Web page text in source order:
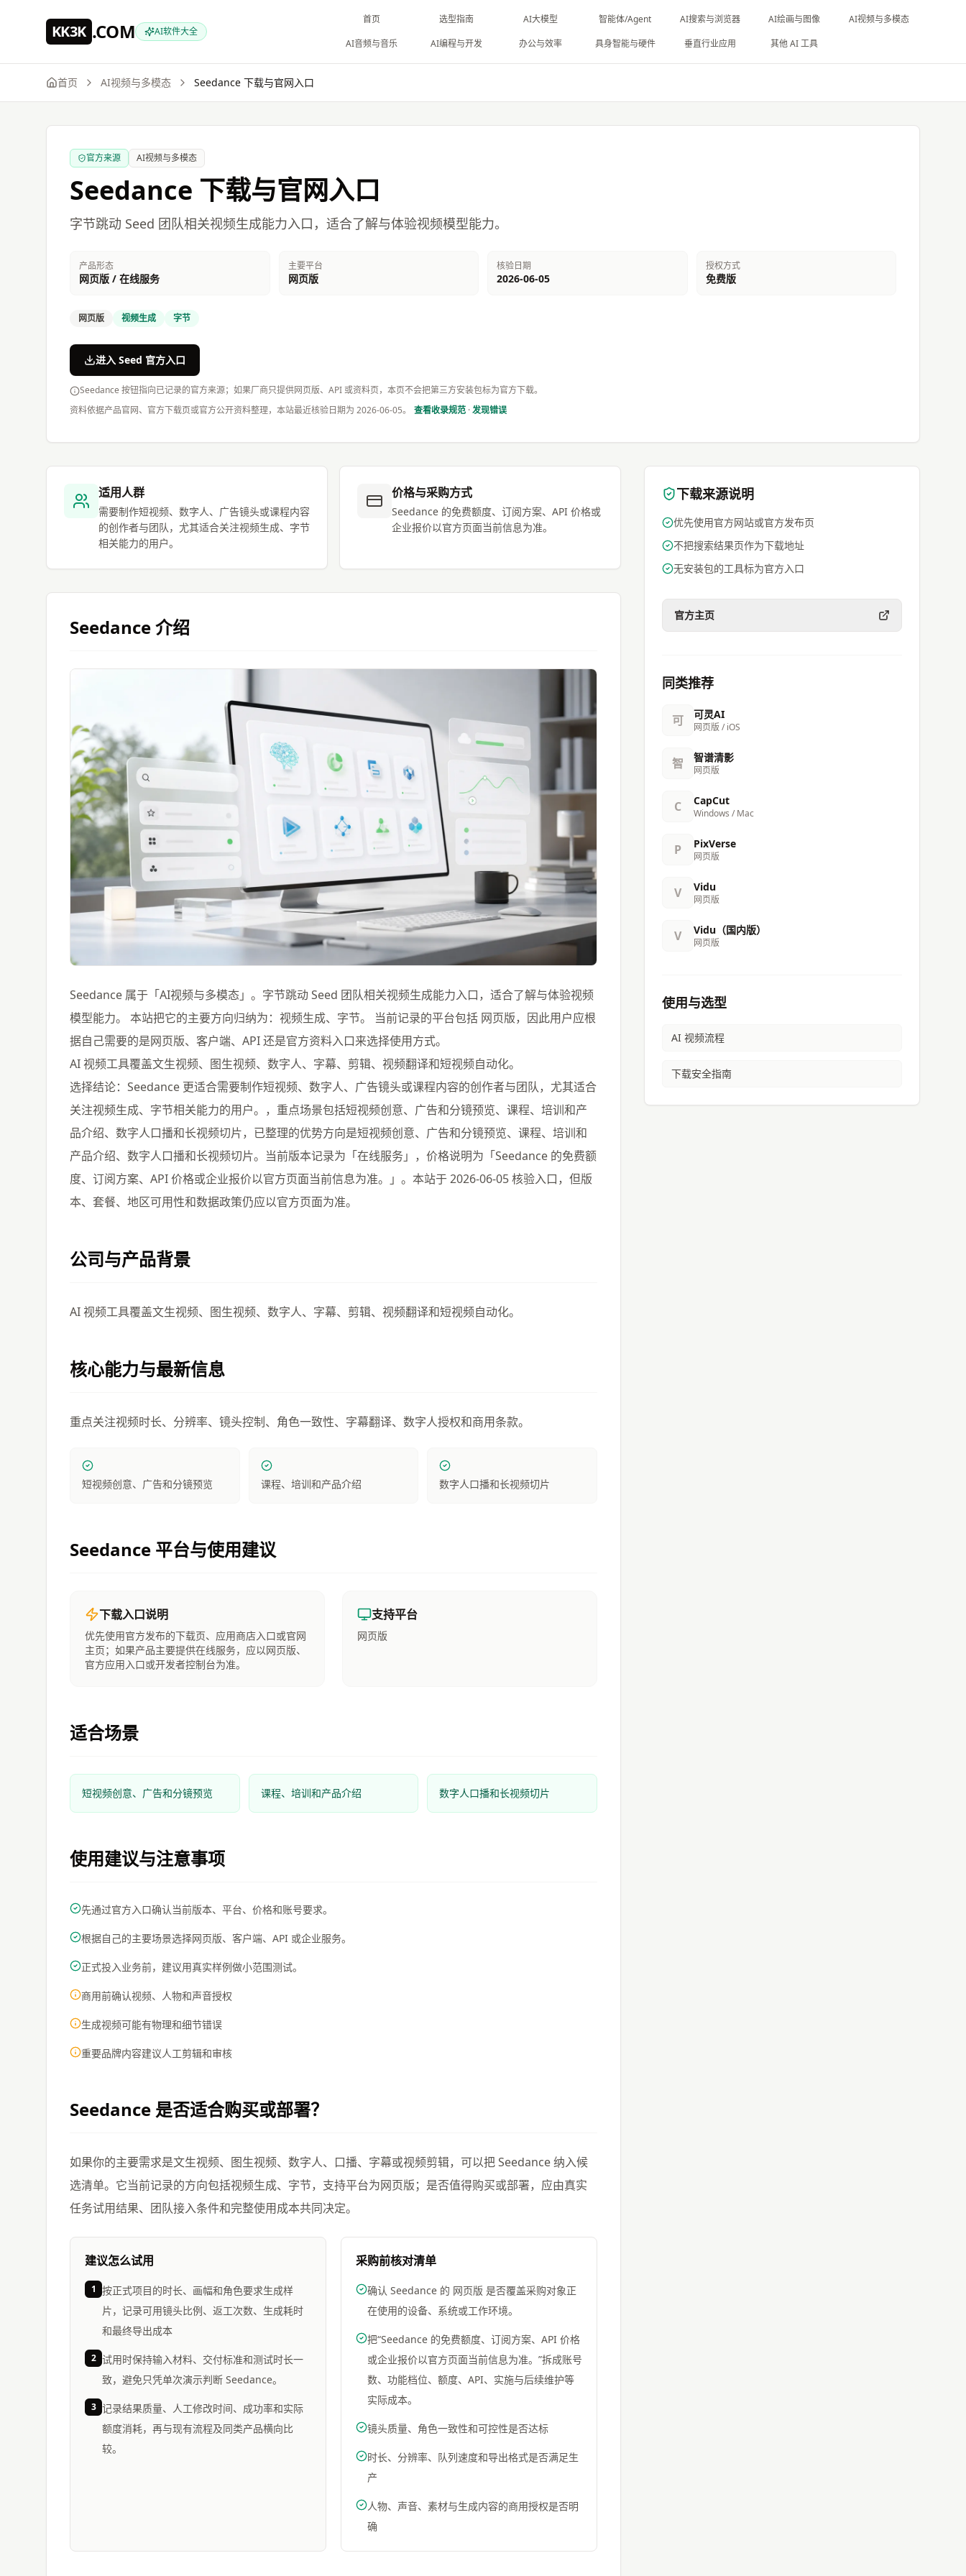
KK3K .COM AI软件大全
首页 选型指南 AI大模型 智能体/Agent AI搜索与浏览器 AI绘画与图像
AI视频与多模态
AI音频与音乐
AI编程与开发 办公与效率 具身智能与硬件 垂直行业应用 其他 AI 工具
首页 AI视频与多模态 Seedance 下载与官网入口
官方来源 AI视频与多模态
Seedance 下载与官网入口
字节跳动 Seed 团队相关视频生成能力入口，适合了解与体验视频模型能力。
产品形态
网页版 / 在线服务
主要平台
网页版
核验日期
2026-06-05
授权方式
免费版
网页版 视频生成 字节
进入 Seed 官方入口
Seedance 按钮指向已记录的官方来源；如果厂商只提供网页版、API 或资料页，本页不会把第三方安装包标为官方下载。
资料依据产品官网、官方下载页或官方公开资料整理，本站最近核验日期为 2026-06-05。 查看收录规范 ·发现错误
适用人群
需要制作短视频、数字人、广告镜头或课程内容
的创作者与团队，尤其适合关注视频生成、字节
相关能力的用户。
价格与采购方式
Seedance 的免费额度、订阅方案、API 价格或
企业报价以官方页面当前信息为准。
Seedance介绍
Seedance 属于「AI视频与多模态」。字节跳动 Seed 团队相关视频生成能力入口，适合了解与体验视频
模型能力。 本站把它的主要方向归纳为：视频生成、字节。 当前记录的平台包括 网页版，因此用户应根
据自己需要的是网页版、客户端、API 还是官方资料入口来选择使用方式。
AI 视频工具覆盖文生视频、图生视频、数字人、字幕、剪辑、视频翻译和短视频自动化。
选择结论：Seedance 更适合需要制作短视频、数字人、广告镜头或课程内容的创作者与团队，尤其适合
关注视频生成、字节相关能力的用户。，重点场景包括短视频创意、广告和分镜预览、课程、培训和产
品介绍、数字人口播和长视频切片，已整理的优势方向是短视频创意、广告和分镜预览、课程、培训和
产品介绍、数字人口播和长视频切片。当前版本记录为「在线服务」，价格说明为「Seedance 的免费额
度、订阅方案、API 价格或企业报价以官方页面当前信息为准。」。本站于 2026-06-05 核验入口，但版
本、套餐、地区可用性和数据政策仍应以官方页面为准。
公司与产品背景
AI 视频工具覆盖文生视频、图生视频、数字人、字幕、剪辑、视频翻译和短视频自动化。
核心能力与最新信息
重点关注视频时长、分辨率、镜头控制、角色一致性、字幕翻译、数字人授权和商用条款。
短视频创意、广告和分镜预览 课程、培训和产品介绍 数字人口播和长视频切片
Seedance 平台与使用建议
下载入口说明
优先使用官方发布的下载页、应用商店入口或官网
主页；如果产品主要提供在线服务，应以网页版、
官方应用入口或开发者控制台为准。
支持平台
网页版
适合场景
短视频创意、广告和分镜预览 课程、培训和产品介绍 数字人口播和长视频切片
使用建议与注意事项
先通过官方入口确认当前版本、平台、价格和账号要求。
根据自己的主要场景选择网页版、客户端、API 或企业服务。
正式投入业务前，建议用真实样例做小范围测试。
商用前确认视频、人物和声音授权
生成视频可能有物理和细节错误
重要品牌内容建议人工剪辑和审核
Seedance 是否适合购买或部署？
如果你的主要需求是文生视频、图生视频、数字人、口播、字幕或视频剪辑，可以把 Seedance 纳入候
选清单。它当前记录的方向包括视频生成、字节，支持平台为网页版；是否值得购买或部署，应由真实
任务试用结果、团队接入条件和完整使用成本共同决定。
建议怎么试用
1 按正式项目的时长、画幅和角色要求生成样
片，记录可用镜头比例、返工次数、生成耗时
和最终导出成本
2 试用时保持输入材料、交付标准和测试时长一
致，避免只凭单次演示判断 Seedance。
3 记录结果质量、人工修改时间、成功率和实际
额度消耗，再与现有流程及同类产品横向比
较。
采购前核对清单
确认 Seedance 的 网页版 是否覆盖采购对象正
在使用的设备、系统或工作环境。
把“Seedance 的免费额度、订阅方案、API 价格
或企业报价以官方页面当前信息为准。”拆成账号
数、功能档位、额度、API、实施与后续维护等
实际成本。
镜头质量、角色一致性和可控性是否达标
时长、分辨率、队列速度和导出格式是否满足生
产
人物、声音、素材与生成内容的商用授权是否明
确
下载来源说明
优先使用官方网站或官方发布页
不把搜索结果页作为下载地址
无安装包的工具标为官方入口
官方主页
同类推荐
可 可灵AI
网页版 / iOS
智 智谱清影
网页版
C CapCut
Windows / Mac
P PixVerse
网页版
V Vidu
网页版
V Vidu（国内版）
网页版
使用与选型
AI 视频流程
下载安全指南